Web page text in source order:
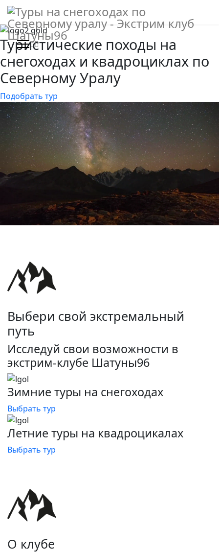
Контакты
Экстрим клуб
"Шатуны96"
624590, Россия, пос. Ивдель, Ул.
Ленина 52
+7 (912) 279 67 96
shatuny96@yandex.ru
Туристические походы на
снегоходах и квадроциклах по
Северному Уралу
Подобрать тур
Выбери свой экстремальный
путь
Исследуй свои возможности в
экстрим-клубе Шатуны96
Зимние туры на снегоходах
Выбрать тур
Летние туры на квадроцикалах
Выбрать тур
О клубе